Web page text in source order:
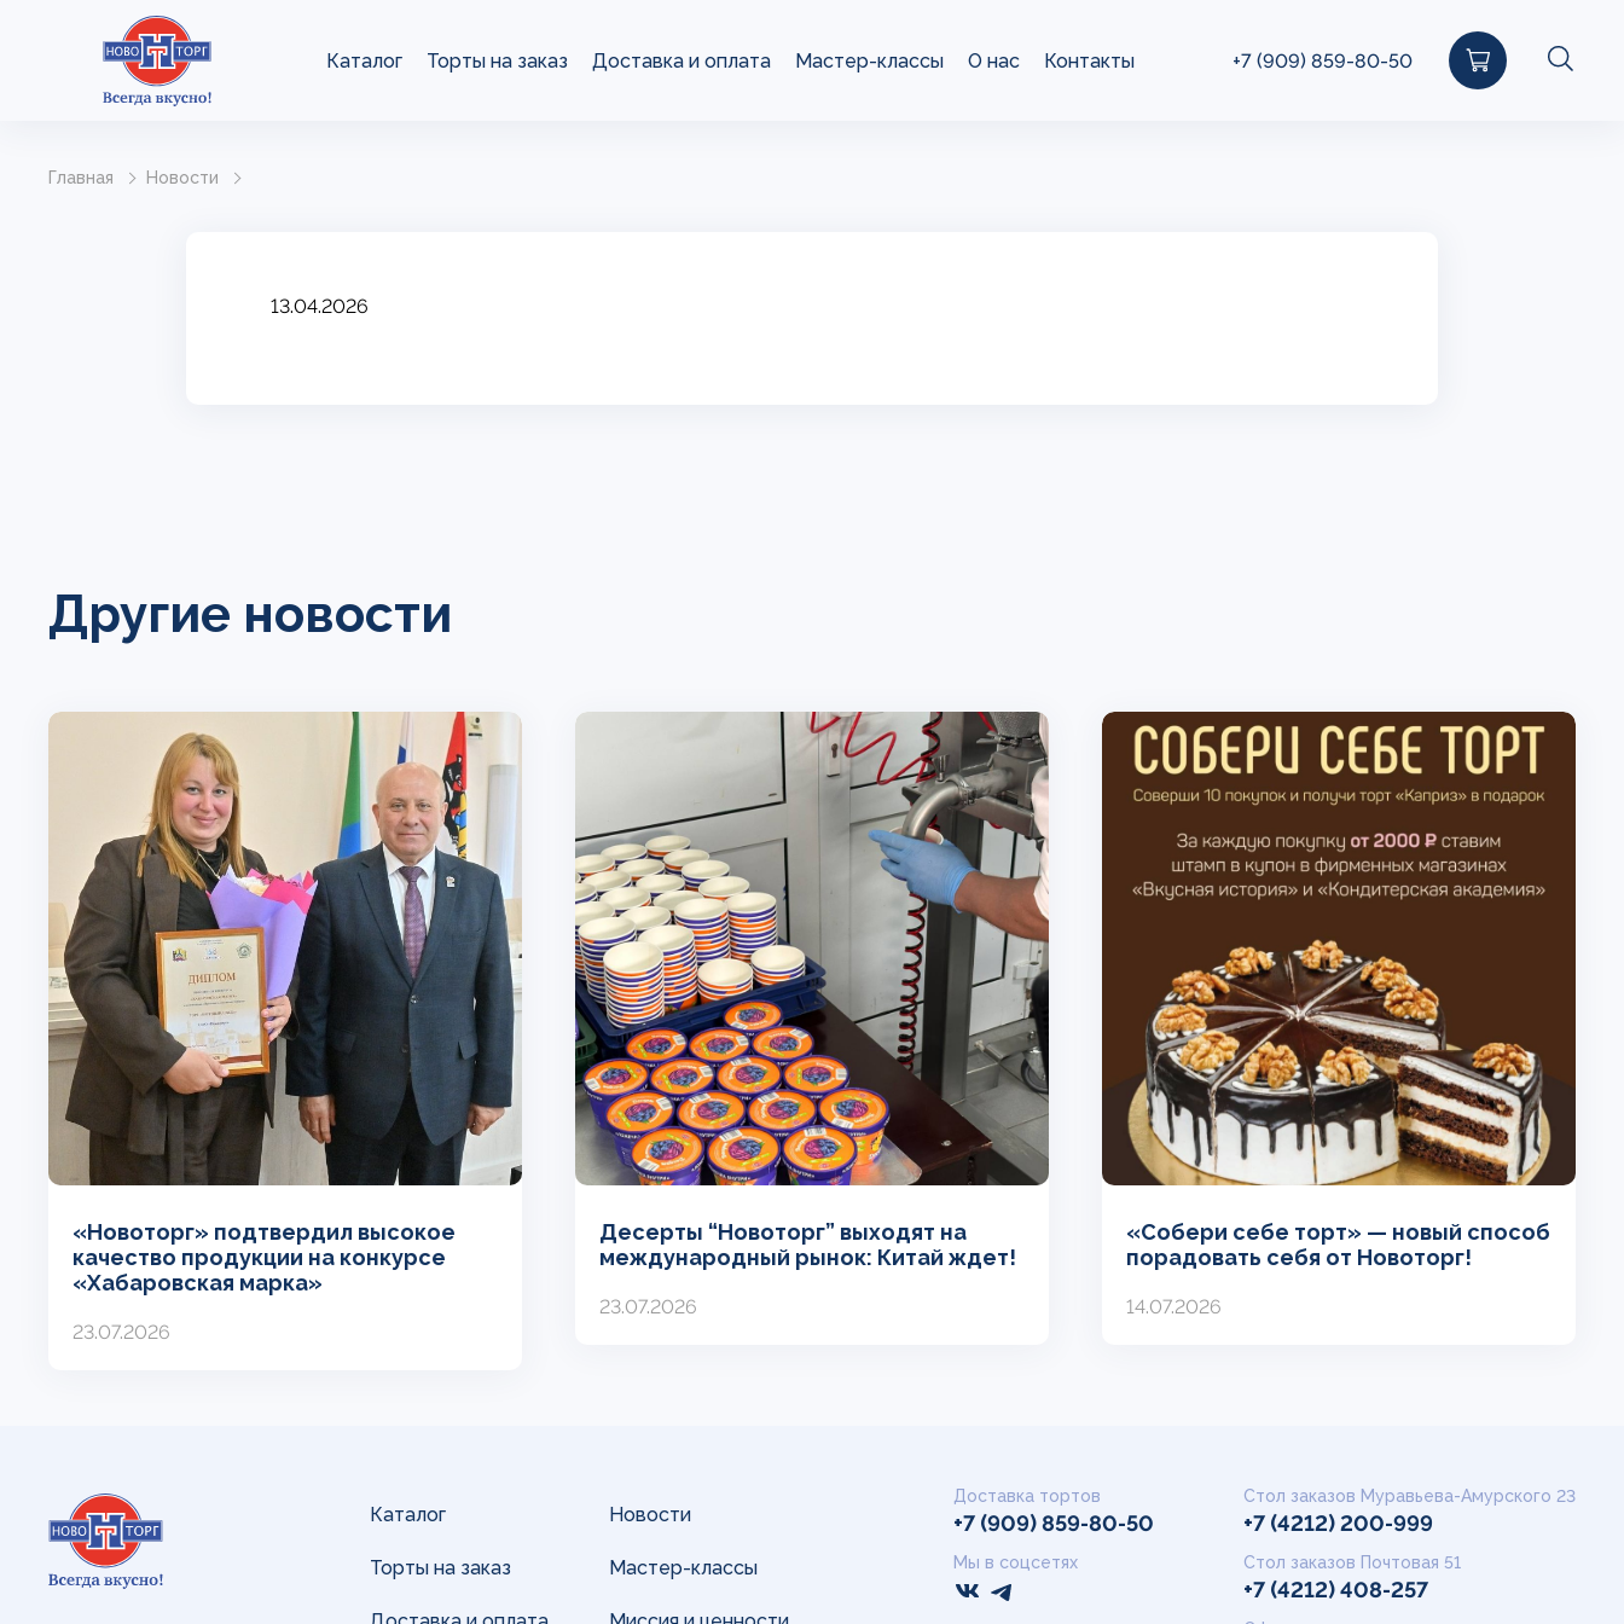
Каталог Торты на заказ Доставка и оплата Мастер-классы О нас Контакты +7 (909) 859-80-50
Главная Новости
13.04.2026
Другие новости
«Новоторг» подтвердил высокое
качество продукции на конкурсе
«Хабаровская марка»
23.07.2026
Десерты “Новоторг” выходят на
международный рынок: Китай ждет!
23.07.2026
«Собери себе торт» — новый способ
порадовать себя от Новоторг!
14.07.2026
Каталог
Торты на заказ
Новости
Мастер-классы
Доставка тортов
+7 (909) 859-80-50
Мы в соцсетях
Стол заказов Муравьева-Амурского 23
+7 (4212) 200-999
Стол заказов Почтовая 51
+7 (4212) 408-257